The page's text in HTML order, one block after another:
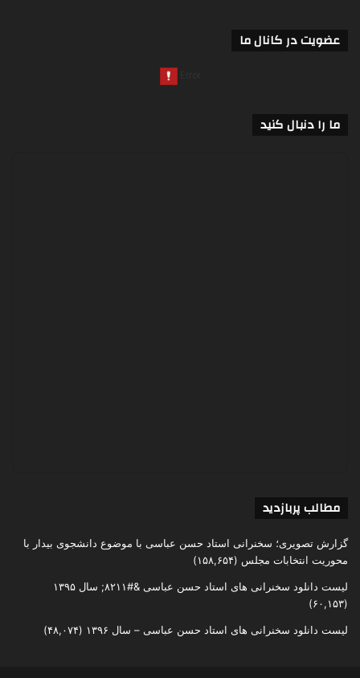
عضویت در کانال ما
ما را دنبال کنید
مطالب پربازدید
گزارش تصویری؛ سخنرانی استاد حسن عباسی با موضوع دانشجوی بیدار با
محوریت انتخابات مجلس (۱۵۸,۶۵۴)
لیست دانلود سخنرانی های استاد حسن عباسی &#۸۲۱۱; سال ۱۳۹۵
(۶۰,۱۵۳)
لیست دانلود سخنرانی های استاد حسن عباسی – سال ۱۳۹۶ (۴۸,۰۷۴)